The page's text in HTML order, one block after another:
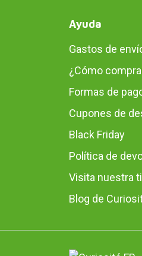
Ayuda
Gastos de
¿Cómo
Formas de
Cupones de
Black Friday
Política de
Visita nuestra
Blog de